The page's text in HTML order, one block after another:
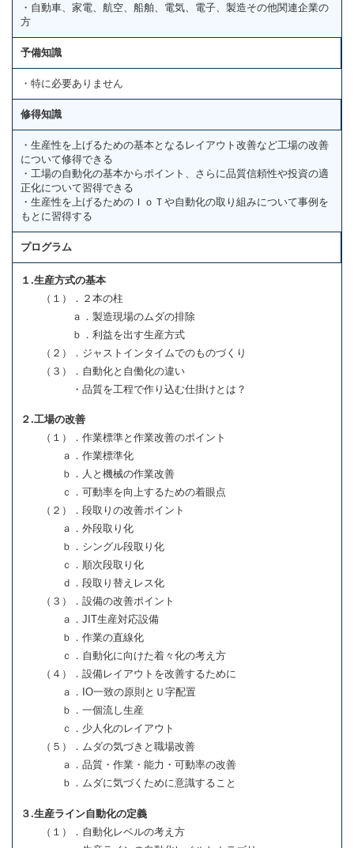
・自動車、家電、航空、船舶、電気、電子、製造その他関連企業の
方
予備知識
・特に必要ありません
修得知識
・生産性を上げるための基本となるレイアウト改善など工場の改善
について修得できる
・工場の自動化の基本からポイント、さらに品質信頼性や投資の適
正化について習得できる
・生産性を上げるためのＩｏＴや自動化の取り組みについて事例を
もとに習得する
プログラム
１.生産方式の基本
（１）．２本の柱
ａ．製造現場のムダの排除
ｂ．利益を出す生産方式
（２）．ジャストインタイムでのものづくり
（３）．自動化と自働化の違い
・品質を工程で作り込む仕掛けとは？
２.工場の改善
（１）．作業標準と作業改善のポイント
ａ．作業標準化
ｂ．人と機械の作業改善
ｃ．可動率を向上するための着眼点
（２）．段取りの改善ポイント
ａ．外段取り化
ｂ．シングル段取り化
ｃ．順次段取り化
ｄ．段取り替えレス化
（３）．設備の改善ポイント
ａ．JIT生産対応設備
ｂ．作業の直線化
ｃ．自動化に向けた着々化の考え方
（４）．設備レイアウトを改善するために
ａ．IO一致の原則とＵ字配置
ｂ．一個流し生産
ｃ．少人化のレイアウト
（５）．ムダの気づきと職場改善
ａ．品質・作業・能力・可動率の改善
ｂ．ムダに気づくために意識すること
３.生産ライン自動化の定義
（１）．自動化レベルの考え方